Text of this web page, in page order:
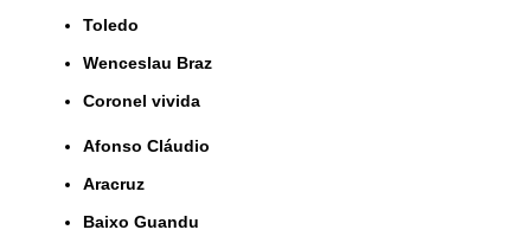
Toledo
Wenceslau Braz
coronel vivida
Afonso Cláudio
Aracruz
Baixo Guandu